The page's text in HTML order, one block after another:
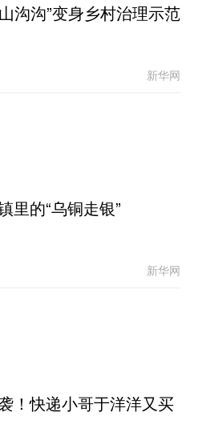
山沟沟”变身乡村治理示范
新华网
里的“乌铜走银”
新华网
！快递小哥于洋洋又买